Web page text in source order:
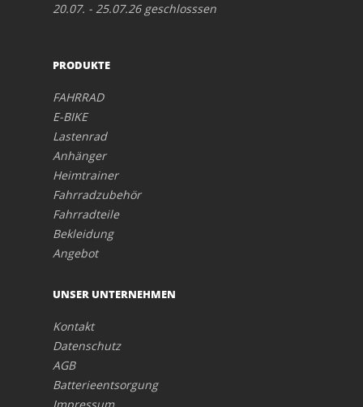
20.07. - 25.07.26 geschlosssen
PRODUKTE
FAHRRAD
E-BIKE
Lastenrad
Anhänger
Heimtrainer
Fahrradzubehör
Fahrradteile
Bekleidung
Angebot
UNSER UNTERNEHMEN
Kontakt
Datenschutz
AGB
Batterieentsorgung